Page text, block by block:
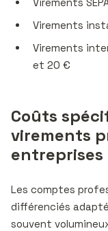
Virements
Virements
et 20 €
Coûts
virements
entreprises
Les comptes
différenciés
souvent